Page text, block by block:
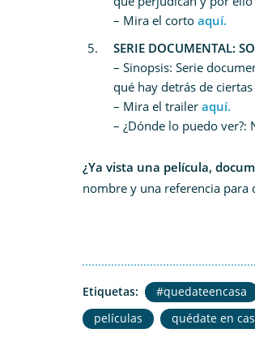
– Mira el corto aquí.
SERIE DOCUMENTAL:
– Sinopsis: Serie
qué hay detrás de
– Mira el trailer aquí.
– ¿Dónde lo puedo ver?:
¿Ya vista una película,
nombre y una referencia para
Etiquetas: #quedateencasa
películas
quédate en